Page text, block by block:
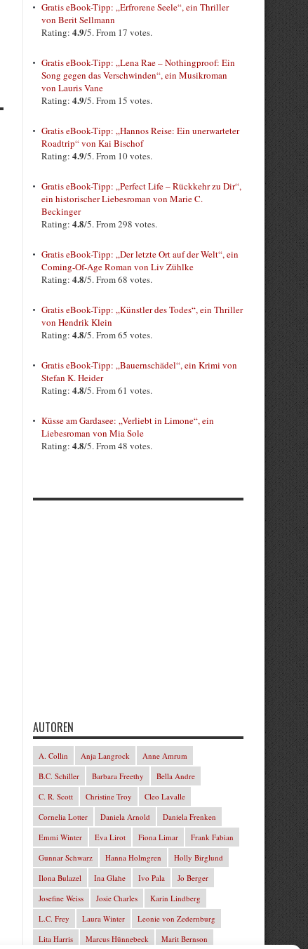
Gratis eBook-Tipp: „Erfrorene Seele“, ein Thriller
von Berit Sellmann
Rating: 4.9/5. From 17 votes.
Gratis eBook-Tipp: „Lena Rae – Nothingproof: Ein
Song gegen das Verschwinden“, ein Musikroman
von Lauris Vane
Rating: 4.9/5. From 15 votes.
Gratis eBook-Tipp: „Hannos Reise: Ein unerwarteter
Roadtrip“ von Kai Bischof
Rating: 4.9/5. From 10 votes.
Gratis eBook-Tipp: „Perfect Life – Rückkehr zu Dir“,
ein historischer Liebesroman von Marie C.
Beckinger
Rating: 4.8/5. From 298 votes.
Gratis eBook-Tipp: „Der letzte Ort auf der Welt“, ein
Coming-Of-Age Roman von Liv Zühlke
Rating: 4.8/5. From 68 votes.
Gratis eBook-Tipp: „Künstler des Todes“, ein Thriller
von Hendrik Klein
Rating: 4.8/5. From 65 votes.
Gratis eBook-Tipp: „Bauernschädel“, ein Krimi von
Stefan K. Heider
Rating: 4.8/5. From 61 votes.
Küsse am Gardasee: „Verliebt in Limone“, ein
Liebesroman von Mia Sole
Rating: 4.8/5. From 48 votes.
AUTOREN
A. Collin Anja Langrock
Anne Amrum
B.C. Schiller
Barbara Freethy
Bella Andre
C. R. Scott
Christine Troy
Cleo Lavalle
Cornelia Lotter
Daniela Arnold
Daniela Frenken
Emmi Winter
Eva Lirot Fiona Limar
Frank Fabian
Gunnar Schwarz
Hanna Holmgren
Holly Birglund
Ilona Bulazel
Ina Glahe Ivo Pala
Jo Berger
Josefine Weiss
Josie Charles
Karin Lindberg
L.C. Frey
Laura Winter
Leonie von Zedernburg
Lita Harris
Marcus Hünnebeck Marit Bernson